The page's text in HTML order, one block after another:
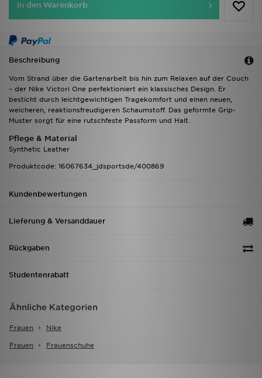
In den Warenkorb
Beschreibung
Vom Strand über die Gartenarbeit bis hin zum Relaxen auf der Couch
– der Nike Victori One perfektioniert ein klassisches Design. Er
besticht durch leichtgewichtigen Tragekomfort und einen neuen,
weicheren, reaktionsfreudigeren Schaumstoff. Das geformte Grip-
Muster sorgt für eine rutschfeste Passform und Halt.
Pflege & Material
Synthetic Leather
Produktcode: 16067634_jdsportsde/400869
Kundenbewertungen
Lieferung & Versanddauer
Rückgaben
Studentenrabatt
Ähnliche Kategorien
Frauen Nike
Frauen Frauenschuhe